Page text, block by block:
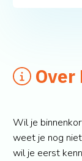
Over
Wil je
weet je nog
wil je eerst